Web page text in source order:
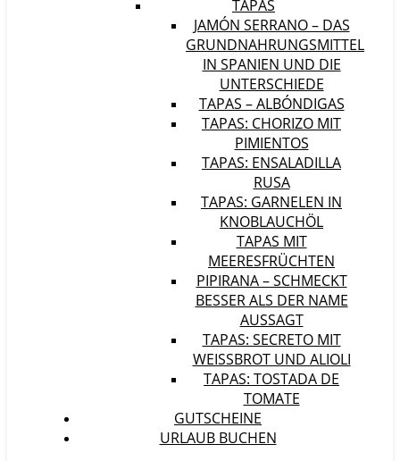
TAPAS
JAMÓN SERRANO – DAS
GRUNDNAHRUNGSMITTEL
IN SPANIEN UND DIE
UNTERSCHIEDE
TAPAS – ALBÓNDIGAS
TAPAS: CHORIZO MIT
PIMIENTOS
TAPAS: ENSALADILLA
RUSA
TAPAS: GARNELEN IN
KNOBLAUCHÖL
TAPAS MIT
MEERESFRÜCHTEN
PIPIRANA – SCHMECKT
BESSER ALS DER NAME
AUSSAGT
TAPAS: SECRETO MIT
WEISSBROT UND ALIOLI
TAPAS: TOSTADA DE
TOMATE
GUTSCHEINE
URLAUB BUCHEN